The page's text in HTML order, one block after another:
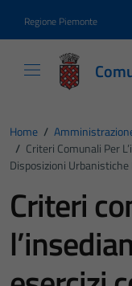
Regione Piemonte
Home /
/ Criteri Comunali Per
Disposizioni Urbanistiche
Criteri